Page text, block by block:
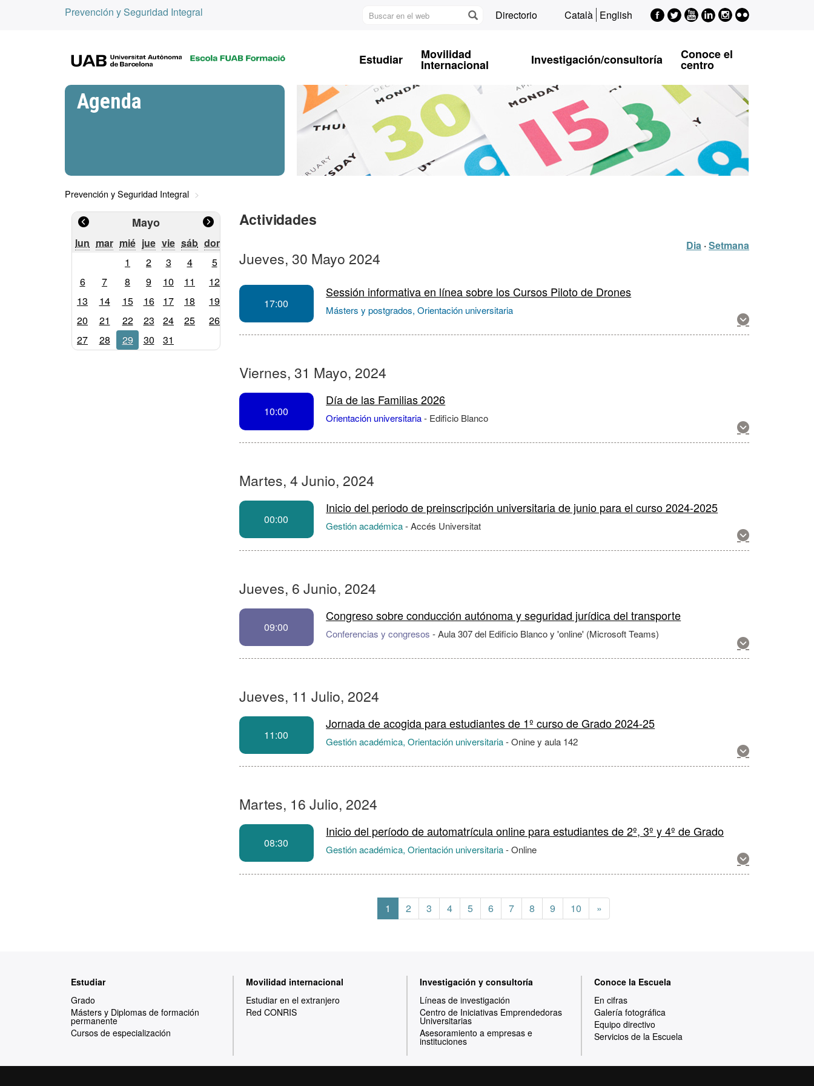
Prevención y Seguridad Integral
Buscar
Directorio Català English Facebook
EPSI
Twitter
EPSI
Youtube
EPSI
LinkedIn
EPSI
Instagram
EPSI
Flickr
B
Estudiar Movilidad
Internacional Investigación/consultoría Conoce el
centro
Agenda
Prevención y Seguridad Integral
Mayo
lun lunes
marmartes
miémiércoles
juejueves
vieviernes
sábsábado
dom
1
2 3 4
5
6
7 8 9 10 11
12
13
14 15 16 17 18
19
20
21 22 23 24 25
26
27
28 29 30 31
Actividades
Jueves, 30 Mayo 2024
Dia ·Setmana
17:00
Muestra
más
Sessión informativa en línea sobre los Cursos Piloto de Drones
Másters y postgrados, Orientación universitaria
Viernes, 31 Mayo, 2024
10:00
Muestra
más
Día de las Familias 2026
Orientación universitaria- Edificio Blanco
Martes, 4 Junio, 2024
00:00
Muestra
más
Inicio del periodo de preinscripción universitaria de junio para el curso 2024-2025
Gestión académica-Accés Universitat
Jueves, 6 Junio, 2024
09:00
Muestra
más
Congreso sobre conducción autónoma y seguridad jurídica del transporte
Conferencias y congresos-Aula 307 del Edificio Blanco y 'online' (Microsoft Teams)
Jueves, 11 Julio, 2024
11:00
Muestra
más
Jornada de acogida para estudiantes de 1º curso de Grado 2024-25
Gestión académica, Orientación universitaria-Onine y aula 142
Martes, 16 Julio, 2024
08:30
Muestra
más
Inicio del período de automatrícula online para estudiantes de 2º, 3º y 4º de Grado
Gestión académica, Orientación universitaria-Online
1 2 3 4 5 6 7 8 9 10 »
Estudiar
Grado
Másters y Diplomas de formación
permanente
Cursos de especialización
Movilidad internacional
Estudiar en el extranjero
Red CONRIS
Investigación y consultoría
Líneas de investigación
Centro de Iniciativas Emprendedoras
Universitarias
Asesoramiento a empresas e
instituciones
Conoce la Escuela
En cifras
Galería fotográfica
Equipo directivo
Servicios de la Escuela